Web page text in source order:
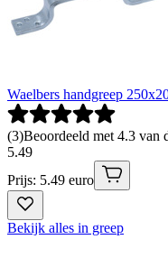
Waelbers handgreep
(3)Beoordeeld met 4.3 van
5.49
Prijs: 5.49 euro
Bekijk alles in greep